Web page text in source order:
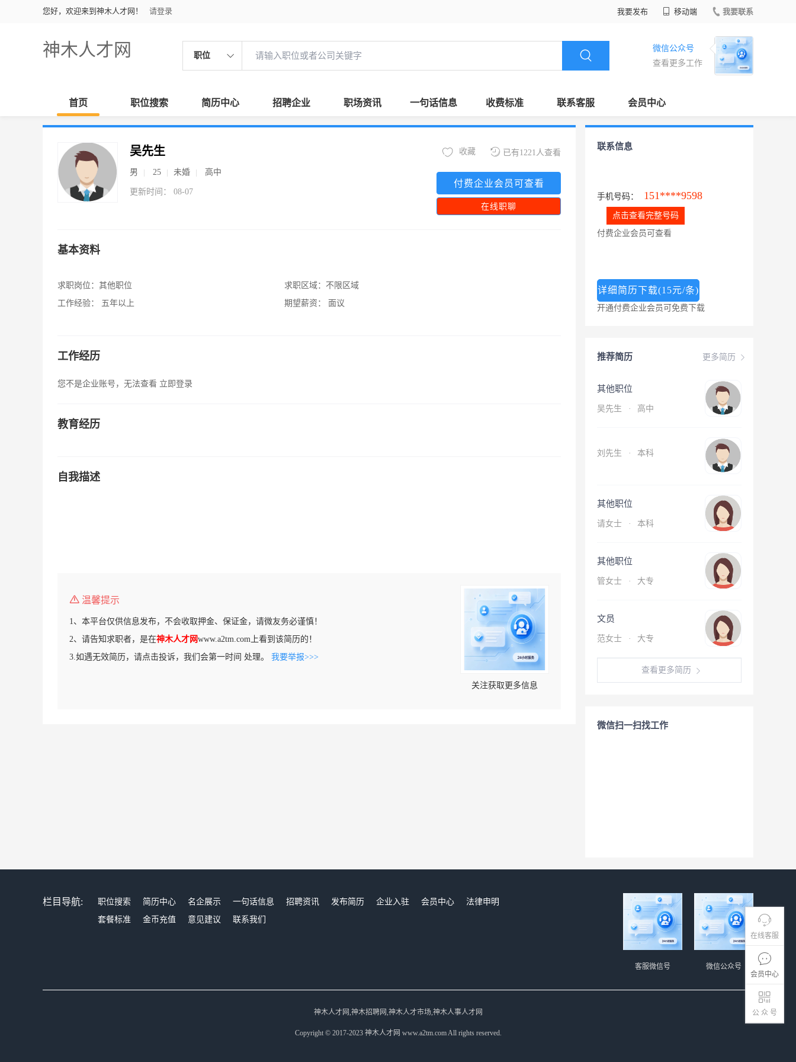
您好，欢迎来到神木人才网！ 请登录 我要发布 移动端 我要联系
神木人才网 职位
微信公众号
查看更多工作
首页 职位搜索 简历中心 招聘企业 职场资讯 一句话信息 收费标准 联系客服 会员中心
在线客服
会员中心
公 众 号
吴先生
男 25 未婚 高中
更新时间： 08-07
已有1221人查看
收藏
付费企业会员可查看
在线职聊
基本资料
求职岗位： 其他职位
工作经验：
五年以上
求职区域： 不限区域
期望薪资：
面议
工作经历
您不是企业账号，无法查看 立即登录
教育经历
自我描述
温馨提示
1、本平台仅供信息发布，不会收取押金、保证金，请微友务必谨慎！
2、请告知求职者，是在神木人才网www.a2tm.com上看到该简历的！
3.如遇无效简历，请点击投诉，我们会第一时间 处理。 我要举报>>>
关注获取更多信息
联系信息
手机号码： 151****9598
点击查看完整号码
付费企业会员可查看
详细简历下载(15元/条)
开通付费企业会员可免费下载
更多简历
推荐简历
其他职位
吴先生 · 高中
刘先生 · 本科
其他职位
请女士 · 本科
其他职位
管女士 · 大专
文员
范女士 · 大专
查看更多简历
微信扫一扫找工作
栏目导航: 职位搜索 简历中心 名企展示 一句话信息 招聘资讯 发布简历 企业入驻 会员中心
法律申明
套餐标准
金币充值 意见建议 联系我们
微信公众号
客服微信号
神木人才网,神木招聘网,神木人才市场,神木人事人才网
Copyright © 2017-2023 神木人才网 www.a2tm.com All rights reserved.